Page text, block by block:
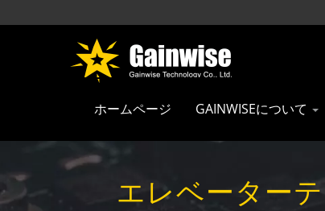
ホームページ GAINWISEについて
エレベーター